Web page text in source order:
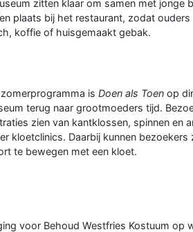
zitten klaar om samen met jonge
plaats bij het restaurant, zodat
koffie of huisgemaakt gebak.
is Doen als Toen op
terug naar grootmoeders tijd.
zien van kantklossen, spinnen en
kloetclinics. Daarbij kunnen
te bewegen met een kloet.
voor Behoud Westfries Kostuum op